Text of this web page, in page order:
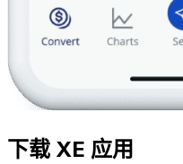
下载 XE 应用